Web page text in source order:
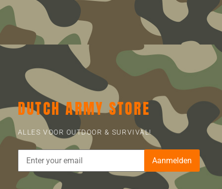
DUTCH ARMY STORE
ALLES VOOR OUTDOOR & SURVIVAL!
Aanmelden